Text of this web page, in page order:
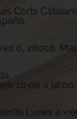
Corts
6, 28008,
10:00 a 18:00
Lunes a